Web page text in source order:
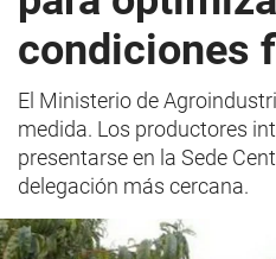
condiciones
El Ministerio de
medida. Los productores
presentarse en la Sede
delegación más cercana.